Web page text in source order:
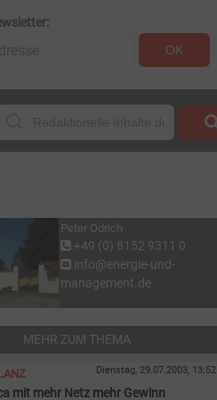
OK
Peter Odrich
+49 (0) 8152 9311 0
info@energie-und-
management.de
MEHR ZUM THEMA
Dienstag, 29.07.2003, 13:52
mit mehr Netz mehr Gewinn